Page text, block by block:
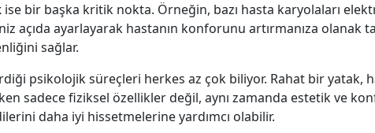
ise bir başka kritik nokta. Örneğin, bazı hasta karyolaları
açıda ayarlayarak hastanın konforunu artırmanıza olanak
sağlar.
psikolojik süreçleri herkes az çok biliyor. Rahat bir
sadece fiziksel özellikler değil, aynı zamanda estetik ve
daha iyi hissetmelerine yardımcı olabilir.